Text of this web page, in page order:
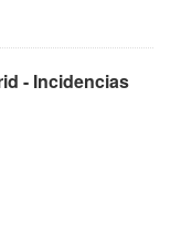
- Incidencias